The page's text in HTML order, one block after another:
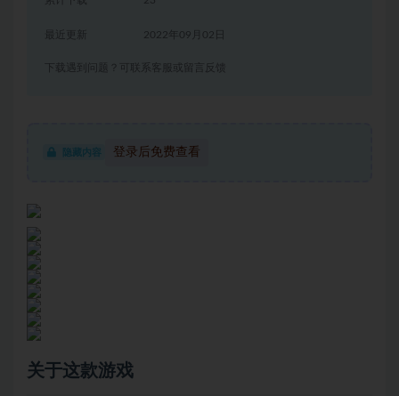
2022年09月02日
下载遇到问题？可联系客服或留言反馈
隐藏内容 登录后免费查看
关于这款游戏